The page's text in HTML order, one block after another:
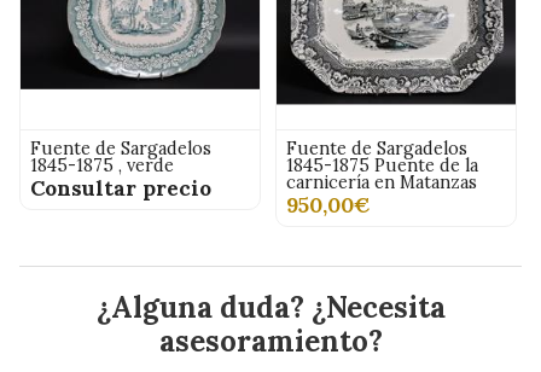
Fuente de Sargadelos
1845-1875 Puente de la
carnicería en Matanzas
950,00€
Pequeña sopera de
porcelana blanca
75,00€
¿Alguna duda? ¿Necesita
asesoramiento?